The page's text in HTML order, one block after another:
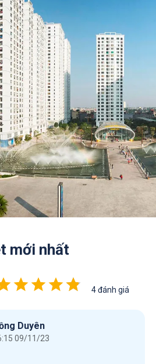
mới nhất
4 đánh giá
Duyên
09/11/23